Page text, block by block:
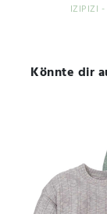
IZIPIZI
Könnte dir